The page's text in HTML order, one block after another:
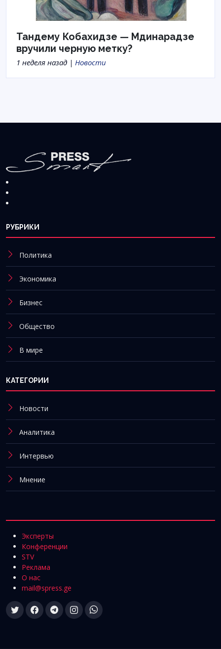
Тандему Кобахидзе — Мдинарадзе
вручили черную метку?
1 неделя назад | Новости
РУБРИКИ
Политика
Экономика
Бизнес
Общество
В мире
КАТЕГОРИИ
Новости
Аналитика
Интервью
Мнение
Эксперты
Конференции
STV
Реклама
О нас
mail@spress.ge